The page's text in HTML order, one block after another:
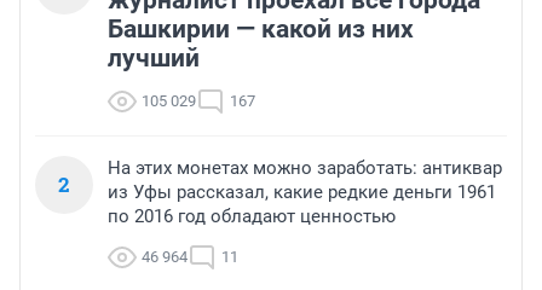
Башкирии — какой из них
лучший
105 029 167
2
На этих монетах можно заработать: антиквар
из Уфы рассказал, какие редкие деньги 1961
по 2016 год обладают ценностью
46 964 11